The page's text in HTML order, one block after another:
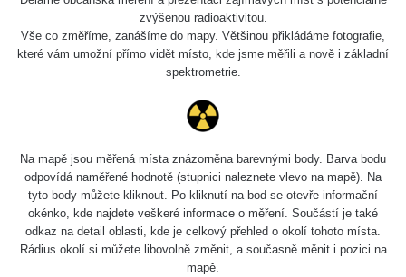
Měření
zvýšenou radioaktivitou.
Vše co změříme, zanášíme do mapy. Většinou přikládáme fotografie,
které vám umožní přímo vidět místo, kde jsme měřili a nově i základní
spektrometrie.
Na mapě jsou měřená místa znázorněna barevnými body. Barva bodu
odpovídá naměřené hodnotě (stupnici naleznete vlevo na mapě). Na
tyto body můžete kliknout. Po kliknutí na bod se otevře informační
okénko, kde najdete veškeré informace o měření. Součástí je také
odkaz na detail oblasti, kde je celkový přehled o okolí tohoto místa.
Rádius okolí si můžete libovolně změnit, a současně měnit i pozici na
mapě.